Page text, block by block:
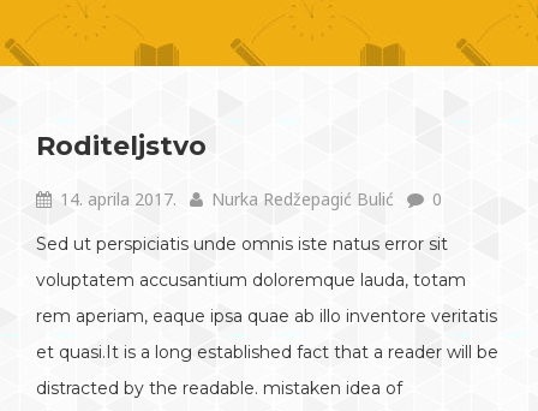
Roditeljstvo
14. aprila 2017. Nurka Redžepagić Bulić 0
Sed ut perspiciatis unde omnis iste natus error sit
voluptatem accusantium doloremque lauda, totam
rem aperiam, eaque ipsa quae ab illo inventore veritatis
et quasi.It is a long established fact that a reader will be
distracted by the readable. mistaken idea of